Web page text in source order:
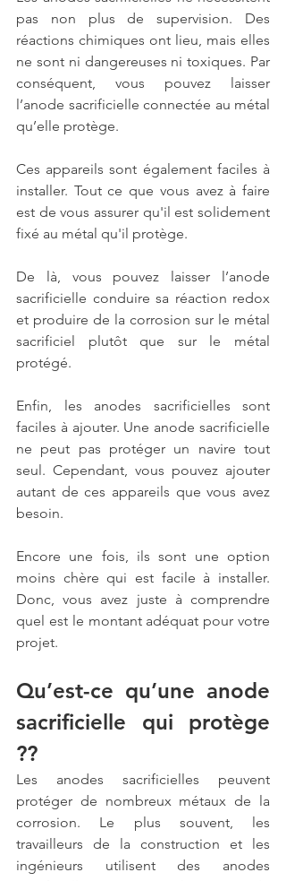
pas non plus de supervision. Des
réactions chimiques ont lieu, mais elles
ne sont ni dangereuses ni toxiques. Par
conséquent, vous pouvez laisser
l’anode sacrificielle connectée au métal
qu’elle protège.
Ces appareils sont également faciles à
installer. Tout ce que vous avez à faire
est de vous assurer qu'il est solidement
fixé au métal qu'il protège.
De là, vous pouvez laisser l’anode
sacrificielle conduire sa réaction redox
et produire de la corrosion sur le métal
sacrificiel plutôt que sur le métal
protégé.
Enfin, les anodes sacrificielles sont
faciles à ajouter. Une anode sacrificielle
ne peut pas protéger un navire tout
seul. Cependant, vous pouvez ajouter
autant de ces appareils que vous avez
besoin.
Encore une fois, ils sont une option
moins chère qui est facile à installer.
Donc, vous avez juste à comprendre
quel est le montant adéquat pour votre
projet.
Qu’est-ce qu’une anode
sacrificielle qui protège
??
Les anodes sacrificielles peuvent
protéger de nombreux métaux de la
corrosion. Le plus souvent, les
travailleurs de la construction et les
ingénieurs utilisent des anodes